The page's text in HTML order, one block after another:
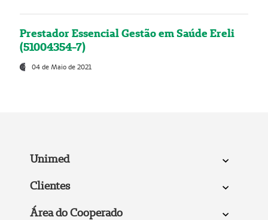
Prestador Essencial Gestão em Saúde Ereli
(51004354-7)
04 de Maio de 2021
Unimed
Clientes
Área do Cooperado